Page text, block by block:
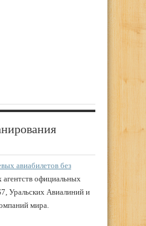
авиабилетов без
агентств официальных
Уральских Авиалиний и
мира.